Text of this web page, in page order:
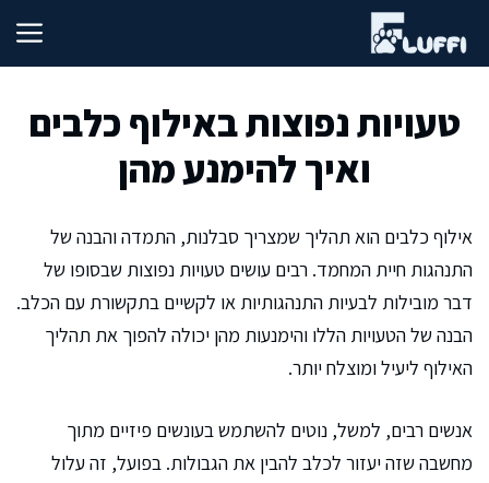
לתוכן
טעויות נפוצות באילוף כלבים
ואיך להימנע מהן
אילוף כלבים הוא תהליך שמצריך סבלנות, התמדה והבנה של
התנהגות חיית המחמד. רבים עושים טעויות נפוצות שבסופו של
דבר מובילות לבעיות התנהגותיות או לקשיים בתקשורת עם הכלב.
הבנה של הטעויות הללו והימנעות מהן יכולה להפוך את תהליך
האילוף ליעיל ומוצלח יותר.
אנשים רבים, למשל, נוטים להשתמש בעונשים פיזיים מתוך
מחשבה שזה יעזור לכלב להבין את הגבולות. בפועל, זה עלול